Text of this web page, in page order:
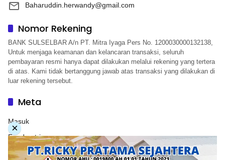
Baharuddin.herwandy@gmail.com
Nomor Rekening
BANK SULSELBAR A/n PT. Mitra Iyaga Pers No. 1200030000132138,
Untuk menjaga keamanan dan kelancaran transaksi, seluruh
pembayaran resmi hanya dapat dilakukan melalui rekening yang tertera
di atas. Kami tidak bertanggung jawab atas transaksi yang dilakukan di
luar rekening tersebut.
Meta
Masuk
Feed entri
Feed komentar
×